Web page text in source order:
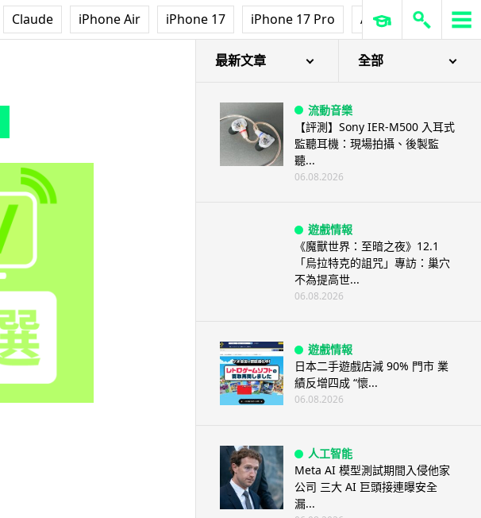
Claude iPhone Air iPhone 17 iPhone 17 Pro AirPods Pro 3
最新文章 全部
流動音樂
【評測】Sony IER-M500 入耳式
監聽耳機：現場拍攝、後製監
聽...
06.08.2026
遊戲情報
《魔獸世界：至暗之夜》12.1
「烏拉特克的詛咒」專訪：巢穴
不為提高世...
06.08.2026
遊戲情報
日本二手遊戲店減 90% 門市 業
績反增四成 “懷...
06.08.2026
人工智能
Meta AI 模型測試期間入侵他家
公司 三大 AI 巨頭接連曝安全
漏...